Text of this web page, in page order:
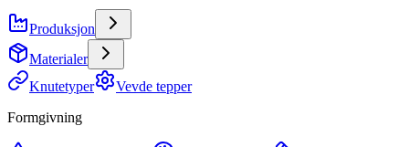
Produksjon
Materialer
Knutetyper
Vevde tepper
Formgivning